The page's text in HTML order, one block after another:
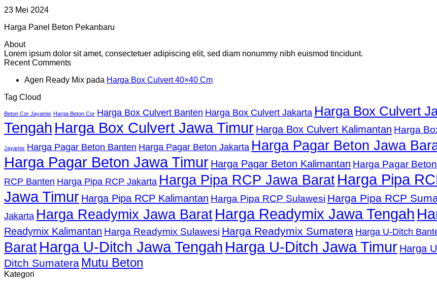
23 Mei 2024
Harga Panel Beton Pekanbaru
About
Lorem ipsum dolor sit amet, consectetuer adipiscing elit, sed diam nonummy nibh euismod tincidunt.
Recent Comments
Agen Ready Mix pada Harga Box Culvert 40×40 Cm
Tag Cloud
Beton Cor Jayamix Harga Beton Cor Harga Box Culvert Banten Harga Box Culvert Jakarta Harga Box Culvert
Tengah Harga Box Culvert Jawa Timur Harga Box Culvert Kalimantan Harga
Jayamix Harga Pagar Beton Banten Harga Pagar Beton Jakarta Harga Pagar Beton Jawa
Harga Pagar Beton Jawa Timur Harga Pagar Beton Kalimantan Harga Pagar
RCP Banten Harga Pipa RCP Jakarta Harga Pipa RCP Jawa Barat Harga Pipa
Jawa Timur Harga Pipa RCP Kalimantan Harga Pipa RCP Sulawesi Harga Pipa RCP
Jakarta Harga Readymix Jawa Barat Harga Readymix Jawa Tengah
Readymix Kalimantan Harga Readymix Sulawesi Harga Readymix Sumatera Harga U-Ditch
Barat Harga U-Ditch Jawa Tengah Harga U-Ditch Jawa Timur Harga
Ditch Sumatera Mutu Beton
Kategori